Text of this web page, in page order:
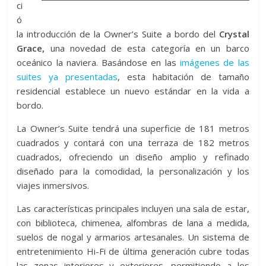
ci
ó
la introducción de la Owner’s Suite a bordo del Crystal
Grace, una novedad de esta categoría en un barco
oceánico la naviera. Basándose en lasimágenes de las
suites ya presentadas, esta habitación de tamaño
residencial establece un nuevo estándar en la vida a
bordo.
La Owner’s Suite tendrá una superficie de 181 metros
cuadrados y contará con una terraza de 182 metros
cuadrados, ofreciendo un diseño amplio y refinado
diseñado para la comodidad, la personalización y los
viajes inmersivos.
Las características principales incluyen una sala de estar,
con biblioteca, chimenea, alfombras de lana a medida,
suelos de nogal y armarios artesanales. Un sistema de
entretenimiento Hi-Fi de última generación cubre todas